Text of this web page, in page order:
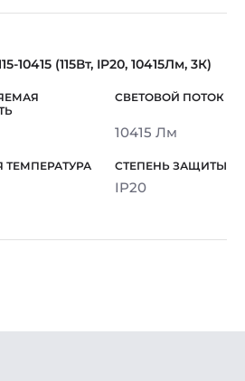
10415 (115Вт, IP20, 10415Лм, 3К)
10415 Лм
IP20